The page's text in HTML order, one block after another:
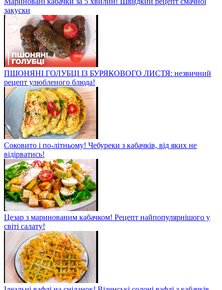
закуски
ПШОНЯНІ ГОЛУБЦІ ІЗ БУРЯКОВОГО ЛИСТЯ: незвичний
рецепт улюбленого блюда!
Соковито і по-літньому! Чебуреки з кабачків, від яких не
відірватись!
Цезар з маринованим кабачком! Рецепт найпопулярнішого у
світі салату!